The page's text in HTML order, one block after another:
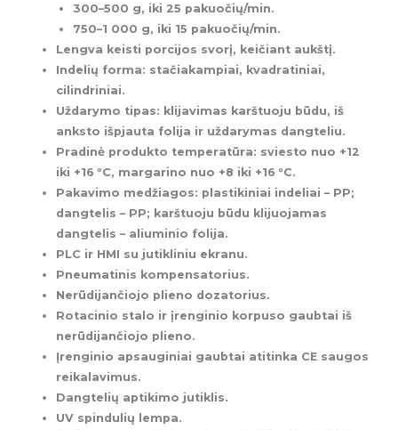
300–500 g, iki 25 pakuočių/min.
750–1 000 g, iki 15 pakuočių/min.
Lengva keisti porcijos svorį, keičiant aukštį.
Indelių forma: stačiakampiai, kvadratiniai,
cilindriniai.
Uždarymo tipas: klijavimas karštuoju būdu, iš
anksto išpjauta folija ir uždarymas dangteliu.
Pradinė produkto temperatūra: sviesto nuo +12
iki +16 °C, margarino nuo +8 iki +16 °C.
Pakavimo medžiagos: plastikiniai indeliai – PP;
dangtelis – PP; karštuoju būdu klijuojamas
dangtelis – aliuminio folija.
PLC ir HMI su jutikliniu ekranu.
Pneumatinis kompensatorius.
Nerūdijančiojo plieno dozatorius.
Rotacinio stalo ir įrenginio korpuso gaubtai iš
nerūdijančiojo plieno.
Įrenginio apsauginiai gaubtai atitinka CE saugos
reikalavimus.
Dangtelių aptikimo jutiklis.
UV spindulių lempa.